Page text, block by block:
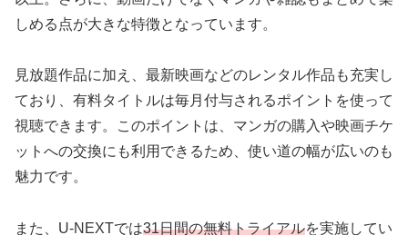
しめる点が大きな特徴となっています。
見放題作品に加え、最新映画などのレンタル作品も充実し
ており、有料タイトルは毎月付与されるポイントを使って
視聴できます。このポイントは、マンガの購入や映画チケ
ットへの交換にも利用できるため、使い道の幅が広いのも
魅力です。
また、U-NEXTでは31日間の無料トライアルを実施してい